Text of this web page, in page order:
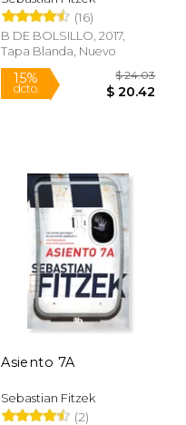
(16)
B DE BOLSILLO, 2017,
Tapa Blanda, Nuevo
15%
dcto.
Asiento 7A
Sebastian Fitzek
(2)